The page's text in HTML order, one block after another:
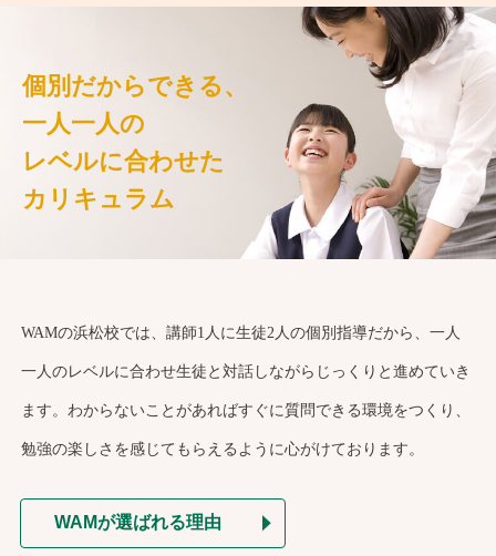
個別だからできる、
一人一人の
レベルに合わせた
カリキュラム
WAMの浜松校では、講師1人に生徒2人の個別指導だから、一人
一人のレベルに合わせ生徒と対話しながらじっくりと進めていき
ます。わからないことがあればすぐに質問できる環境をつくり、
勉強の楽しさを感じてもらえるように心がけております。
WAMが選ばれる理由